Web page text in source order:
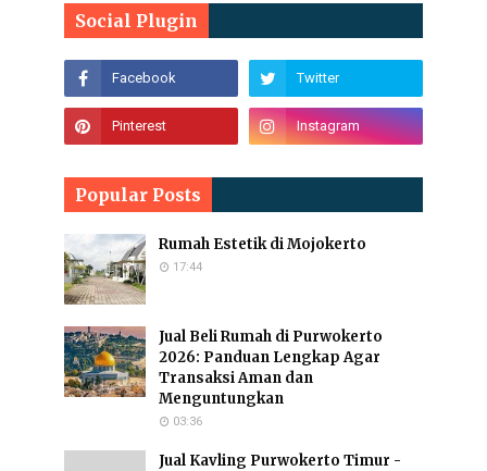
Social Plugin
Popular Posts
Rumah Estetik di Mojokerto
17:44
Jual Beli Rumah di Purwokerto
2026: Panduan Lengkap Agar
Transaksi Aman dan
Menguntungkan
03:36
Jual Kavling Purwokerto Timur -